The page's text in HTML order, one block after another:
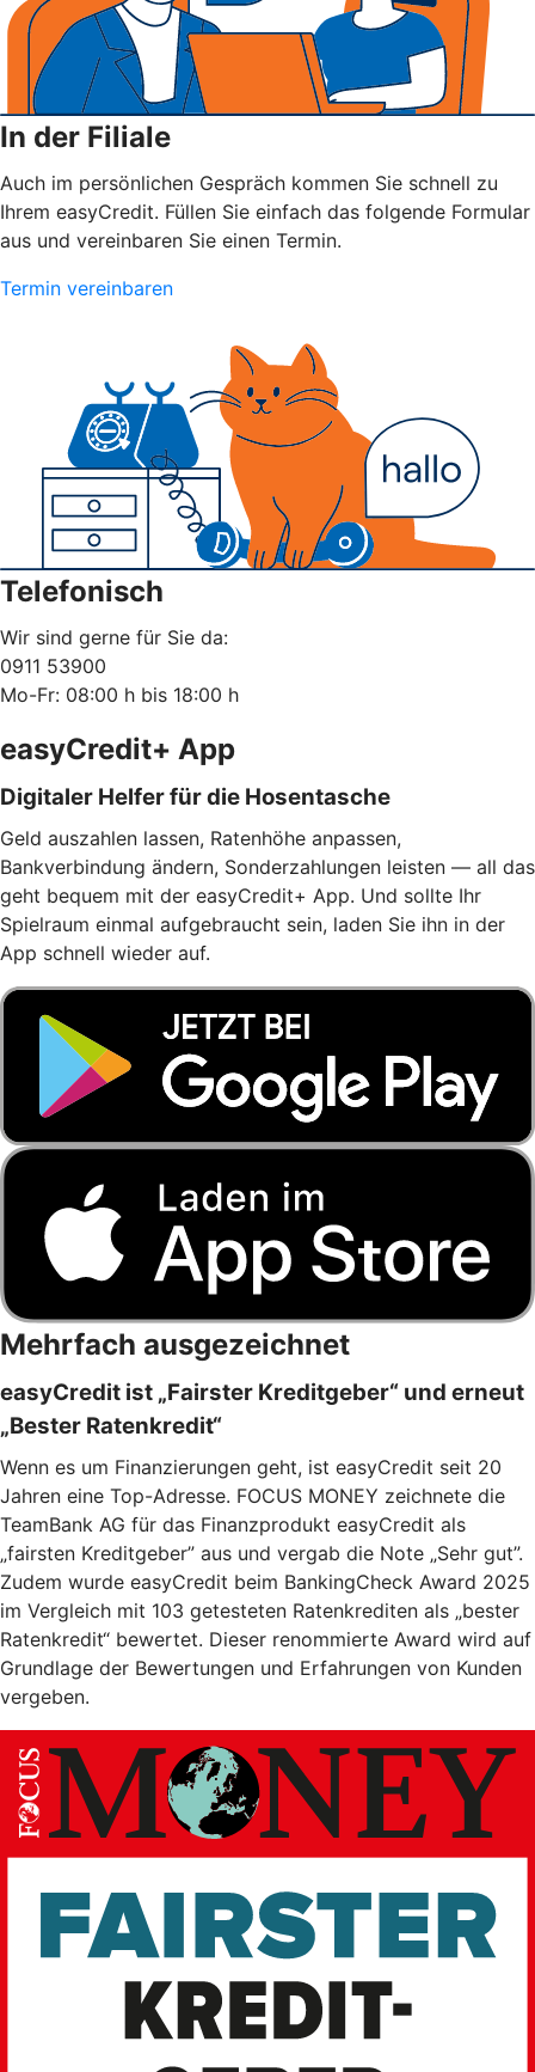
In der Filiale
Auch im persönlichen Gespräch kommen Sie schnell zu
Ihrem easyCredit. Füllen Sie einfach das folgende Formular
aus und vereinbaren Sie einen Termin.
Termin vereinbaren
Telefonisch
Wir sind gerne für Sie da:
0911 53900
Mo-Fr: 08:00 h bis 18:00 h
easyCredit+ App
Digitaler Helfer für die Hosentasche
Geld auszahlen lassen, Ratenhöhe anpassen,
Bankverbindung ändern, Sonderzahlungen leisten — all das
geht bequem mit der easyCredit+ App. Und sollte Ihr
Spielraum einmal aufgebraucht sein, laden Sie ihn in der
App schnell wieder auf.
Mehrfach ausgezeichnet
easyCredit ist „Fairster Kreditgeber“ und erneut
„Bester Ratenkredit“
Wenn es um Finanzierungen geht, ist easyCredit seit 20
Jahren eine Top-Adresse. FOCUS MONEY zeichnete die
TeamBank AG für das Finanzprodukt easyCredit als
„fairsten Kreditgeber” aus und vergab die Note „Sehr gut”.
Zudem wurde easyCredit beim BankingCheck Award 2025
im Vergleich mit 103 getesteten Ratenkrediten als „bester
Ratenkredit“ bewertet. Dieser renommierte Award wird auf
Grundlage der Bewertungen und Erfahrungen von Kunden
vergeben.